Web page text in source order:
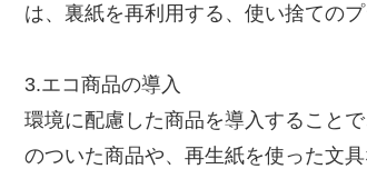
は、裏紙を再利用する、使い捨ての
3.エコ商品の導入
環境に配慮した商品を導入すること
のついた商品や、再生紙を使った文具